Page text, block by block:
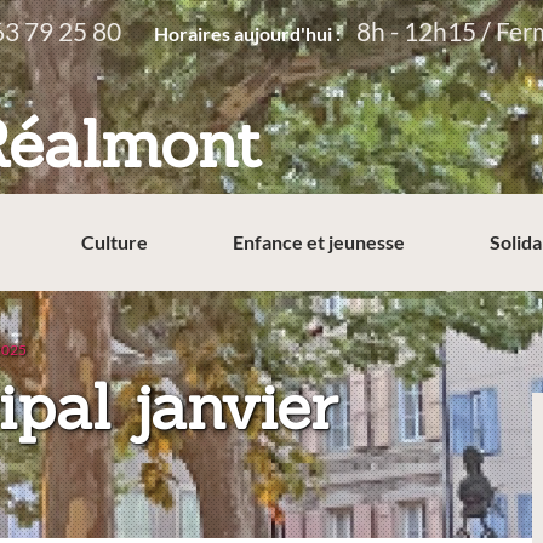
79 25 80 Horaires aujourd'hui : 8h - 12h15 /
Culture Enfance et jeunesse
janvier